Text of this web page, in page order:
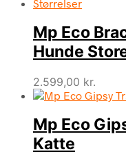
Mp Eco
Hunde
2.599,00 kr.
Mp Eco
Katte